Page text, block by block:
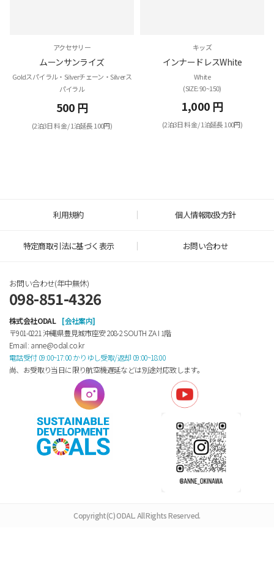
アクセサリー
ムーンサンライズ
Goldスパイラル・Silverチェーン・Silverス
パイラル
500 円
(2泊3日 料金 / 1泊延長 100円)
キッズ
インナードレスWhite
White
(SIZE: 90~150)
1,000 円
(2泊3日 料金 / 1泊延長 100円)
利用規約 個人情報取扱方針
特定商取引法に基づく表示 お問い合わせ
お問い合わせ(年中無休)
098-851-4326
株式会社ODAL
[会社案内]
〒901-0221 沖縄県豊見城市座安 208-2 SOUTH ZA Ⅰ 1階
Email : anne@odal.co.kr
電話受付 09:00~17:00 かりゆし受取/返却 09:00~18:00
尚、お受取り当日に限り航空機遅延などは別途対応致します。
Copyright(C) ODAL. All Rights Reserved.